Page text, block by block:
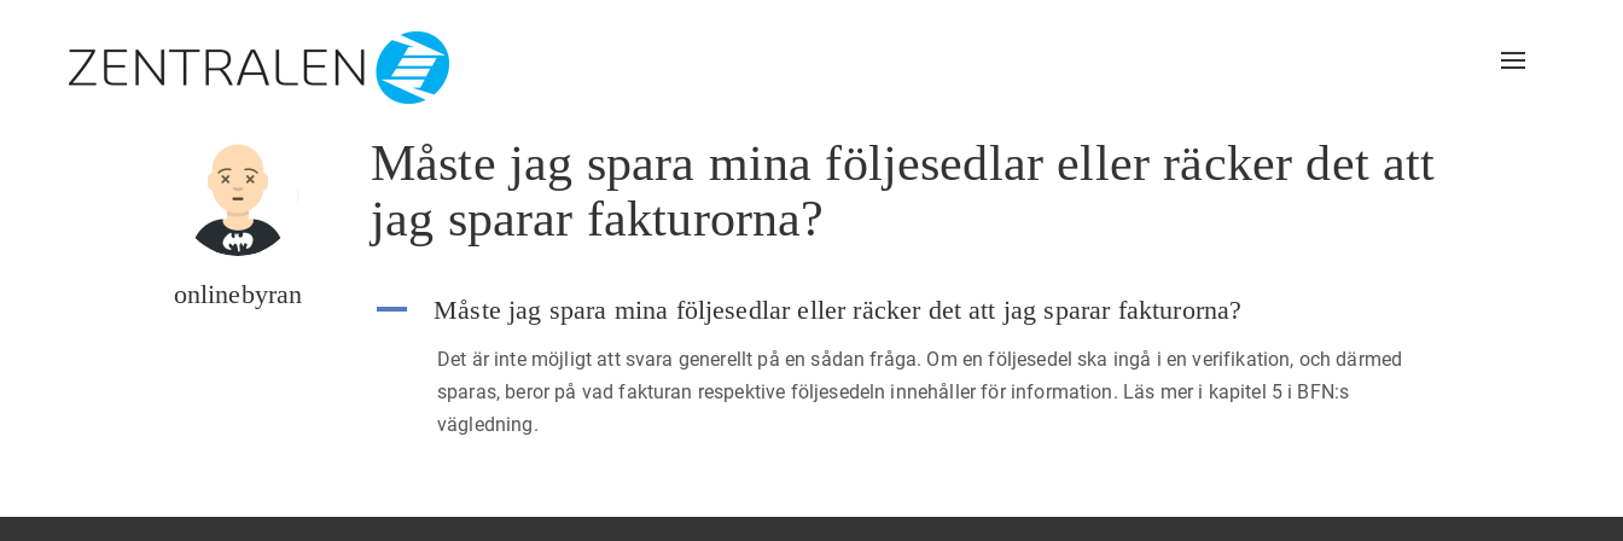
Navigation
onlinebyran
Måste jag spara mina följesedlar eller räcker det att
jag sparar fakturorna?
A Måste jag spara mina följesedlar eller räcker det att jag sparar fakturorna?
Det är inte möjligt att svara generellt på en sådan fråga. Om en följesedel ska ingå i en verifikation, och därmed
sparas, beror på vad fakturan respektive följesedeln innehåller för information. Läs mer i kapitel 5 i BFN:s
vägledning.